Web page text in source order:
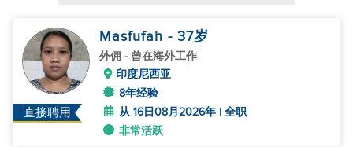
直接聘用
Masfufah - 37岁
外佣 - 曾在海外工作
印度尼西亚
8年经验
从 16日08月2026年 | 全职
非常活跃